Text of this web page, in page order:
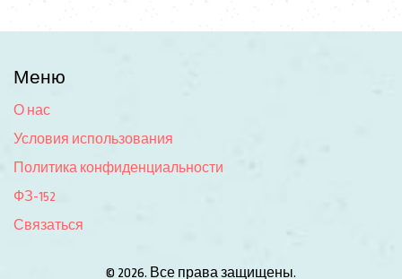
Меню
О нас
Условия использования
Политика конфиденциальности
ФЗ-152
Связаться
© 2026. Все права защищены.